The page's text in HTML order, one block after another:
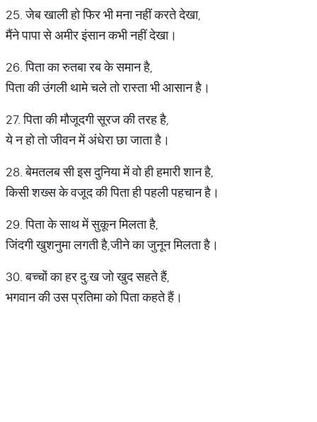
25. जेब खाली हो फिर भी मना नहीं करते देखा,
मैंने पापा से अमीर इंसान कभी नहीं देखा।
26. पिता का रुतबा रब के समान है,
पिता की उंगली थामे चले तो रास्ता भी आसान है।
27. पिता की मौजूदगी सूरज की तरह है,
ये न हो तो जीवन में अंधेरा छा जाता है।
28. बेमतलब सी इस दुनिया में वो ही हमारी शान है,
किसी शख्स के वजूद की पिता ही पहली पहचान है।
29. पिता के साथ में सुकून मिलता है,
जिंदगी खुशनुमा लगती है,जीने का जुनून मिलता है।
30. बच्चों का हर दु:ख जो खुद सहते हैं,
भगवान की उस प्रतिमा को पिता कहते हैं।